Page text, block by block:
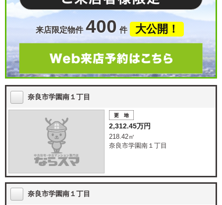
来店限定物件 400 件 大公開！
奈良市学園南１丁目
2,312.45万円
218.42㎡
奈良市学園南１丁目
奈良市学園南１丁目